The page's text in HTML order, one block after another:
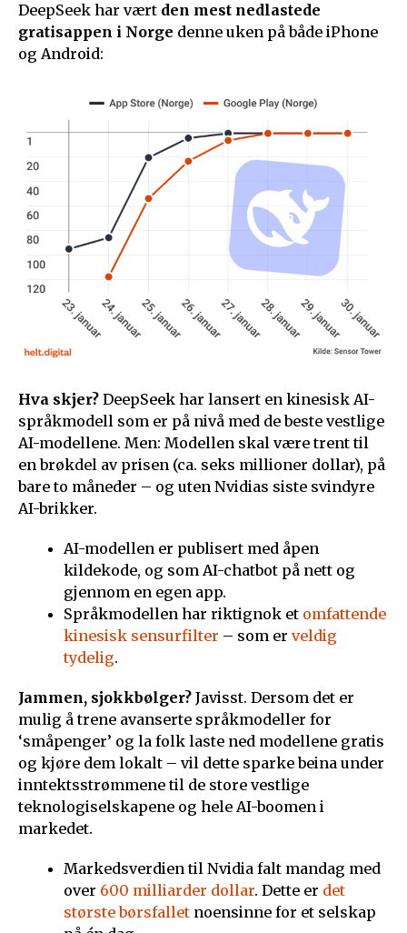
DeepSeek har vært den mest nedlastede
gratisappen i Norge denne uken på både iPhone
og Android:
Hva skjer? DeepSeek har lansert en kinesisk AI-
språkmodell som er på nivå med de beste vestlige
AI-modellene. Men: Modellen skal være trent til
en brøkdel av prisen (ca. seks millioner dollar), på
bare to måneder – og uten Nvidias siste svindyre
AI-brikker.
AI-modellen er publisert med åpen
kildekode, og som AI-chatbot på nett og
gjennom en egen app.
Språkmodellen har riktignok et omfattende
kinesisk sensurfilter – som er veldig
tydelig.
Jammen, sjokkbølger? Javisst. Dersom det er
mulig å trene avanserte språkmodeller for
‘småpenger’ og la folk laste ned modellene gratis
og kjøre dem lokalt – vil dette sparke beina under
inntektsstrømmene til de store vestlige
teknologiselskapene og hele AI-boomen i
markedet.
Markedsverdien til Nvidia falt mandag med
over 600 milliarder dollar. Dette er det
største børsfallet noensinne for et selskap